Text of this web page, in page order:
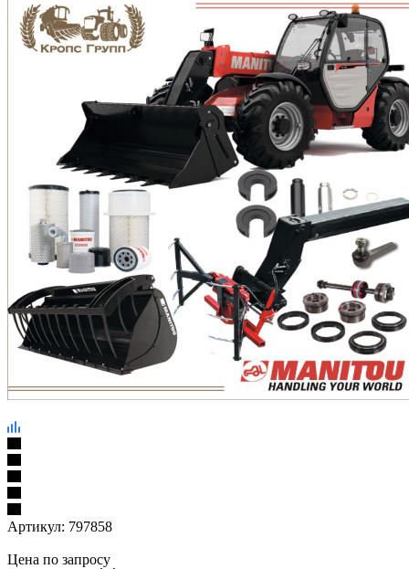
Артикул: 797858
Цена по запросу